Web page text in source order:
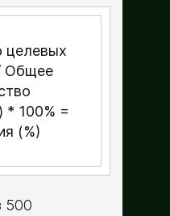
целевых
Общее
* 100% =
(%)
500